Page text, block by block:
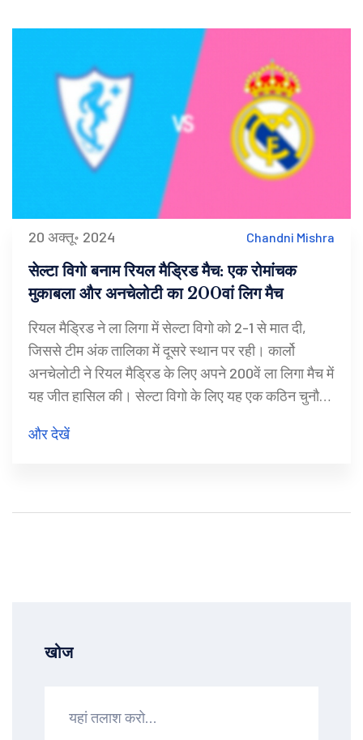
20 अक्तू॰ 2024 Chandni Mishra
सेल्टा विगो बनाम रियल मैड्रिड मैच: एक रोमांचक
मुकाबला और अनचेलोटी का 200वां लिग मैच
रियल मैड्रिड ने ला लिगा में सेल्टा विगो को 2-1 से मात दी,
जिससे टीम अंक तालिका में दूसरे स्थान पर रही। कार्लो
अनचेलोटी ने रियल मैड्रिड के लिए अपने 200वें ला लिगा मैच में
यह जीत हासिल की। सेल्टा विगो के लिए यह एक कठिन चुनौती
के लिए मैदान में उतरा था। मैच में कियान एमबापे और
और देखें
खोज